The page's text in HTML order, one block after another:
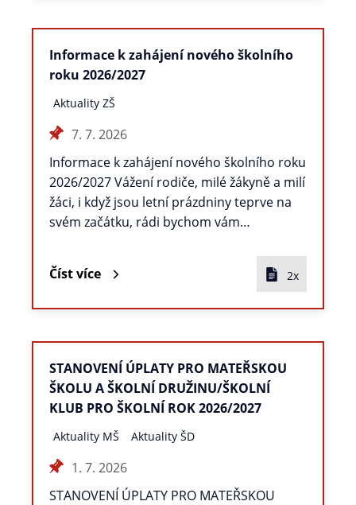
Informace k zahájení nového školního
roku 2026/2027
Aktuality ZŠ
7. 7. 2026
Informace k zahájení nového školního roku
2026/2027 Vážení rodiče, milé žákyně a milí
žáci, i když jsou letní prázdniny teprve na
svém začátku, rádi bychom vám…
Číst více 2x
STANOVENÍ ÚPLATY PRO MATEŘSKOU
ŠKOLU A ŠKOLNÍ DRUŽINU/ŠKOLNÍ
KLUB PRO ŠKOLNÍ ROK 2026/2027
Aktuality MŠ Aktuality ŠD
1. 7. 2026
STANOVENÍ ÚPLATY PRO MATEŘSKOU